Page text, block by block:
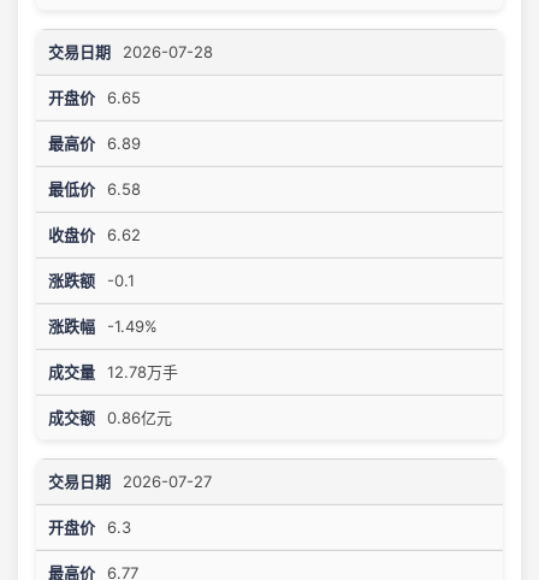
2026-07-28
6.65
6.89
6.58
6.62
-0.1
-1.49%
12.78万手
0.86亿元
2026-07-27
6.3
6.77